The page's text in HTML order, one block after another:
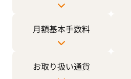
月額基本手数料
お取り扱い通貨